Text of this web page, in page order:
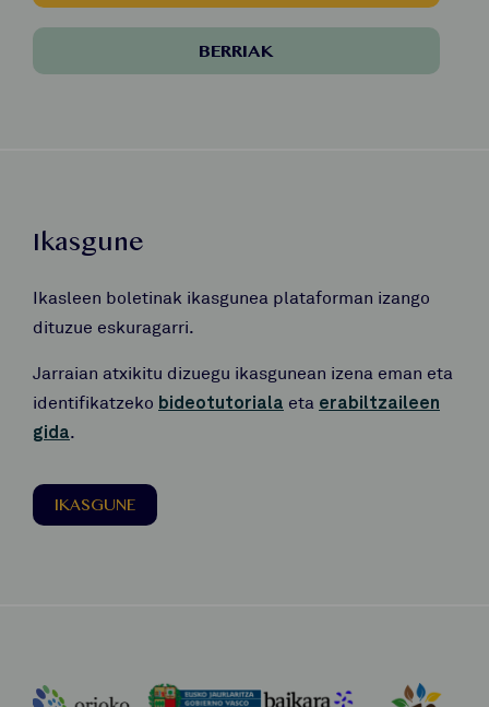
BERRIAK
Ikasgune
Ikasleen boletinak ikasgunea plataforman izango
dituzue eskuragarri.
Jarraian atxikitu dizuegu ikasgunean izena eman eta
identifikatzeko bideotutoriala eta erabiltzaileen
gida.
IKASGUNE